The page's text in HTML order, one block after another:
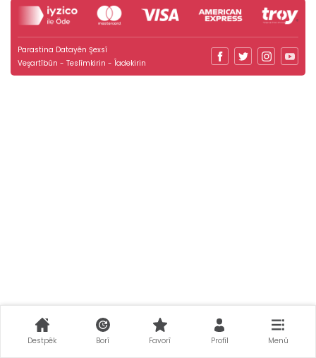
Parastina Datayên Şexsî
Veşartîbûn - Teslîmkirin - Îadekirin
Destpêk Borî Favorî Profîl Menû